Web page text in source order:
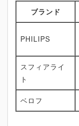
ブランド
PHILIPS
スフィアライ
ト
ベロフ